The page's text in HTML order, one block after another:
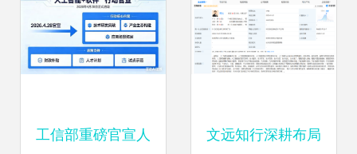
工信部重磅官宣人 文远知行深耕布局